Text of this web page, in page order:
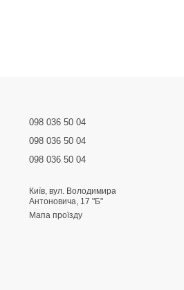
098 036 50 04
098 036 50 04
098 036 50 04
Київ, вул. Володимира
Антоновича, 17 "Б"
Мапа проїзду